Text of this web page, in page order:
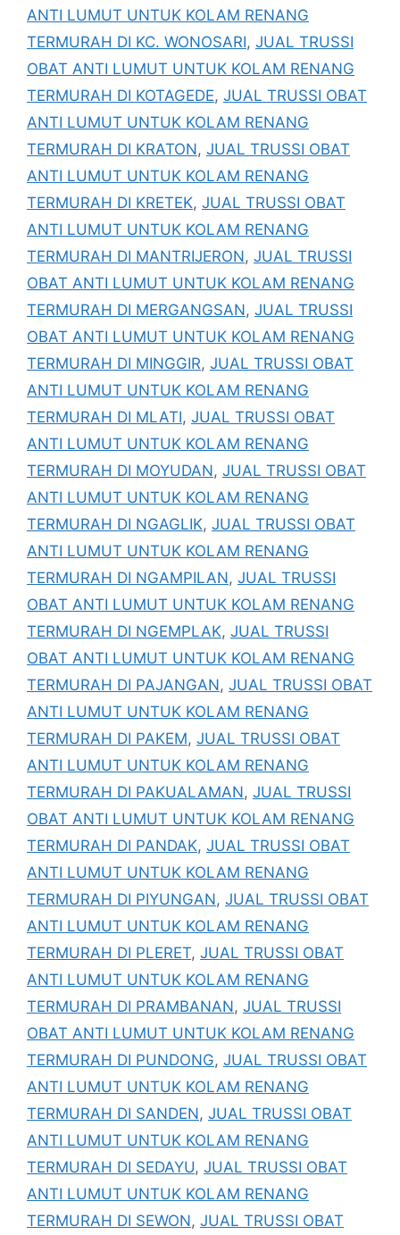
ANTI LUMUT UNTUK KOLAM RENANG
TERMURAH DI KC. WONOSARI, JUAL TRUSSI
OBAT ANTI LUMUT UNTUK KOLAM RENANG
TERMURAH DI KOTAGEDE, JUAL TRUSSI OBAT
ANTI LUMUT UNTUK KOLAM RENANG
TERMURAH DI KRATON, JUAL TRUSSI OBAT
ANTI LUMUT UNTUK KOLAM RENANG
TERMURAH DI KRETEK, JUAL TRUSSI OBAT
ANTI LUMUT UNTUK KOLAM RENANG
TERMURAH DI MANTRIJERON, JUAL TRUSSI
OBAT ANTI LUMUT UNTUK KOLAM RENANG
TERMURAH DI MERGANGSAN, JUAL TRUSSI
OBAT ANTI LUMUT UNTUK KOLAM RENANG
TERMURAH DI MINGGIR, JUAL TRUSSI OBAT
ANTI LUMUT UNTUK KOLAM RENANG
TERMURAH DI MLATI, JUAL TRUSSI OBAT
ANTI LUMUT UNTUK KOLAM RENANG
TERMURAH DI MOYUDAN, JUAL TRUSSI OBAT
ANTI LUMUT UNTUK KOLAM RENANG
TERMURAH DI NGAGLIK, JUAL TRUSSI OBAT
ANTI LUMUT UNTUK KOLAM RENANG
TERMURAH DI NGAMPILAN, JUAL TRUSSI
OBAT ANTI LUMUT UNTUK KOLAM RENANG
TERMURAH DI NGEMPLAK, JUAL TRUSSI
OBAT ANTI LUMUT UNTUK KOLAM RENANG
TERMURAH DI PAJANGAN, JUAL TRUSSI OBAT
ANTI LUMUT UNTUK KOLAM RENANG
TERMURAH DI PAKEM, JUAL TRUSSI OBAT
ANTI LUMUT UNTUK KOLAM RENANG
TERMURAH DI PAKUALAMAN, JUAL TRUSSI
OBAT ANTI LUMUT UNTUK KOLAM RENANG
TERMURAH DI PANDAK, JUAL TRUSSI OBAT
ANTI LUMUT UNTUK KOLAM RENANG
TERMURAH DI PIYUNGAN, JUAL TRUSSI OBAT
ANTI LUMUT UNTUK KOLAM RENANG
TERMURAH DI PLERET, JUAL TRUSSI OBAT
ANTI LUMUT UNTUK KOLAM RENANG
TERMURAH DI PRAMBANAN, JUAL TRUSSI
OBAT ANTI LUMUT UNTUK KOLAM RENANG
TERMURAH DI PUNDONG, JUAL TRUSSI OBAT
ANTI LUMUT UNTUK KOLAM RENANG
TERMURAH DI SANDEN, JUAL TRUSSI OBAT
ANTI LUMUT UNTUK KOLAM RENANG
TERMURAH DI SEDAYU, JUAL TRUSSI OBAT
ANTI LUMUT UNTUK KOLAM RENANG
TERMURAH DI SEWON, JUAL TRUSSI OBAT